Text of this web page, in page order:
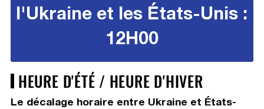
l'Ukraine et les États-Unis :
12H00
HEURE D'ÉTÉ / HEURE D'HIVER
Le décalage horaire entre Ukraine et États-